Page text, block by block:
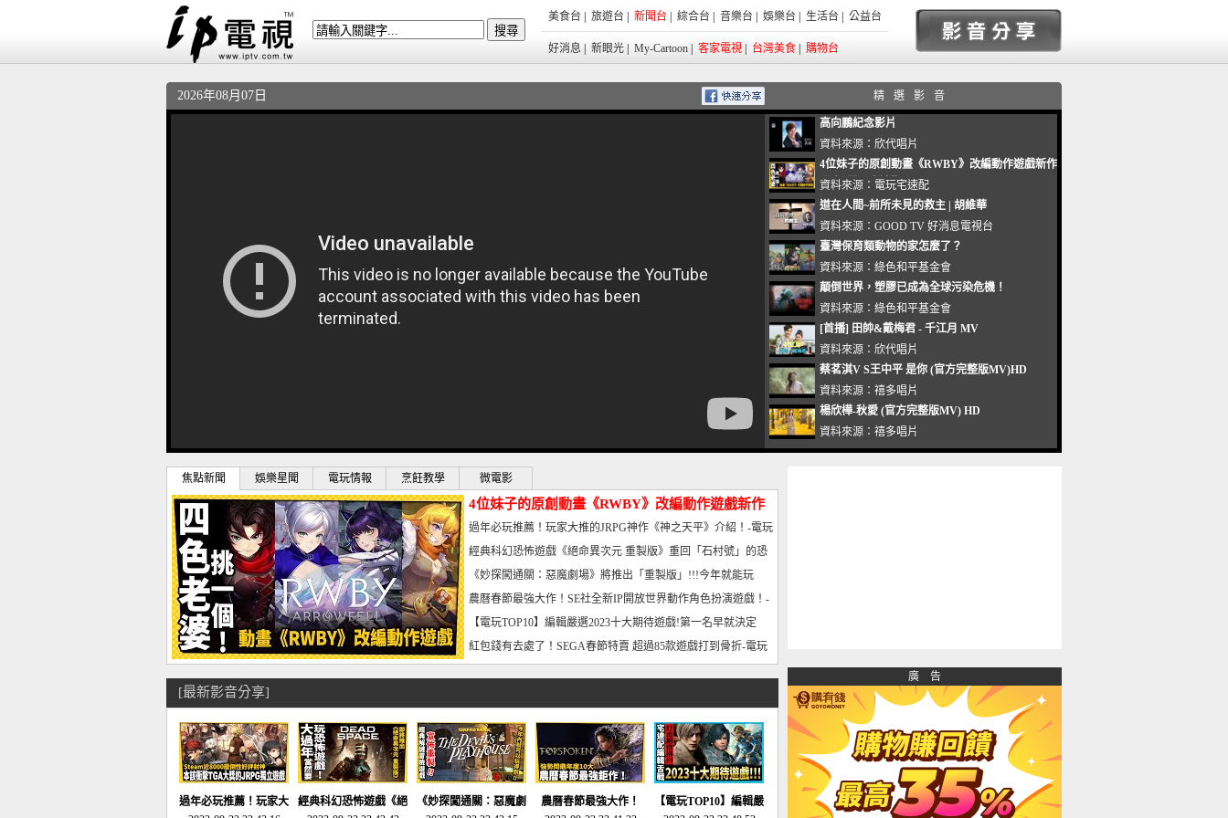
美食台 旅遊台 新聞台 綜合台 音樂台 娛樂台 生活台 公益台
好消息 新眼光 My-Cartoon 客家電視 台灣美食 購物台
2026年08月07日 精選影音
高向鵬紀念影片
資料來源： 欣代唱片
4位妹子的原創動畫《RWBY》改編動作遊戲新作
曝光_電玩宅速配20221102
資料來源： 電玩宅速配
道在人間~前所未見的救主 | 胡維華
資料來源： GOOD TV 好消息電視台
臺灣保育類動物的家怎麼了？
資料來源： 綠色和平基金會
顛倒世界，塑膠已成為全球污染危機！
資料來源： 綠色和平基金會
[首播] 田帥&戴梅君 - 千江月 MV
資料來源： 欣代唱片
蔡茗淇V S王中平 是你 (官方完整版MV)HD
資料來源： 禧多唱片
楊欣樺-秋愛 (官方完整版MV) HD
資料來源： 禧多唱片
焦點新聞 娛樂星聞 電玩情報 烹飪教學 微電影
4位妹子的原創動畫《RWBY》改編動作遊戲新作
曝光_電玩宅速配20221102
過年必玩推薦！玩家大推的JRPG神作《神之天平》介紹！-電玩
宅速配20230126
經典科幻恐怖遊戲《絕命異次元 重製版》重回「石村號」的恐
懼體驗-電玩宅速配20230125
《妙探闖通關：惡魔劇場》將推出「重製版」!!!今年就能玩
到!!-電玩宅速配20230124
農曆春節最強大作！SE社全新IP開放世界動作角色扮演遊戲！-
電玩宅速配20230123
【電玩TOP10】編輯嚴選2023十大期待遊戲!第一名早就決定
了，封面圖直接雷你!-電玩宅速配20230120
紅包錢有去處了！SEGA春節特賣 超過85款遊戲打到骨折-電玩
宅速配20230119
[最新影音分享]
過年必玩推薦！玩家大
經典科幻恐怖遊戲《絕
《妙探闖通關：惡魔劇
農曆春節最強大作！
【電玩TOP10】編輯嚴
廣 告